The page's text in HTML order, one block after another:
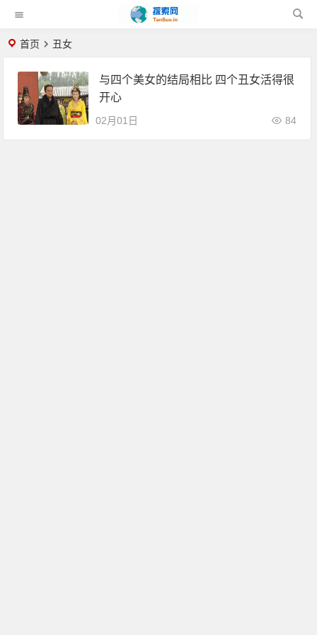
首页 丑女
与四个美女的结局相比 四个丑女活得很
开心
02月01日 84